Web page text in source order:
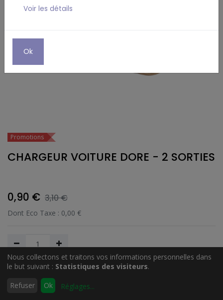
Rechercher
Promotions
CHARGEUR VOITURE DORE - 2 SORTIES
0,90 € 3,10€
Dont Eco Taxe : 0,00 €
Nous collectons et traitons vos informations personnelles dans
le but suivant : Statistiques des visiteurs.
Refuser Ok Réglages...
Voir les détails
Ok